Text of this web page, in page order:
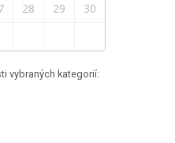
28 29
30
vybraných kategorií: